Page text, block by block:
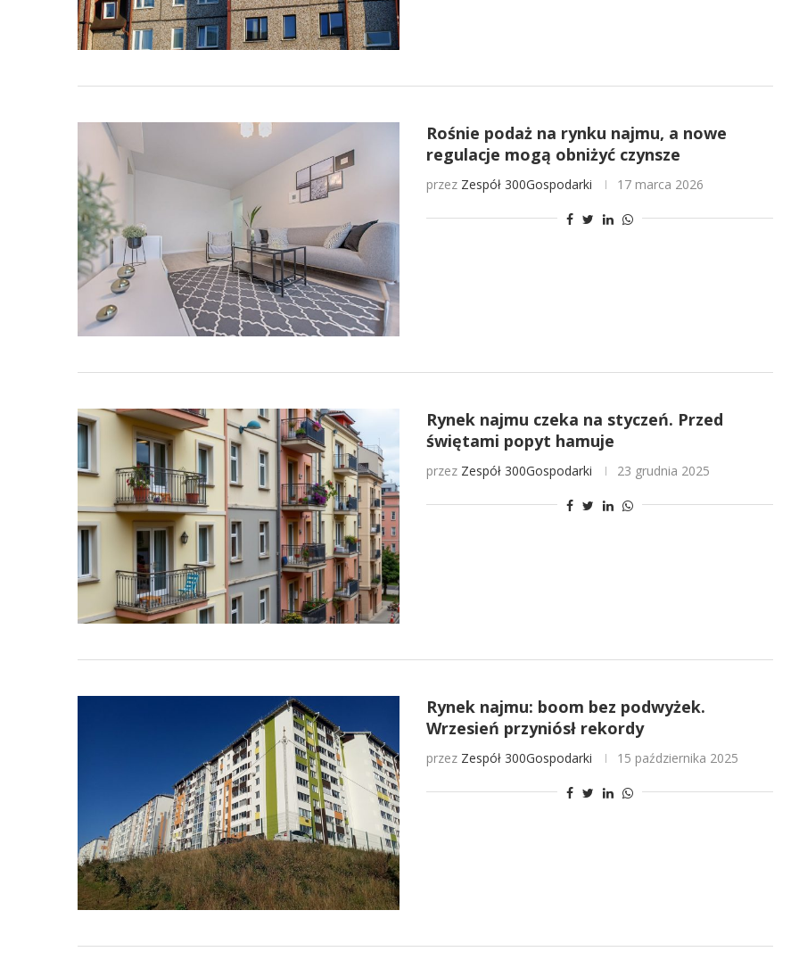
Rośnie podaż na rynku najmu, a nowe
regulacje mogą obniżyć czynsze
przez Zespół 300Gospodarki 17 marca 2026
Rynek najmu czeka na styczeń. Przed
świętami popyt hamuje
przez Zespół 300Gospodarki 23 grudnia 2025
Rynek najmu: boom bez podwyżek.
Wrzesień przyniósł rekordy
przez Zespół 300Gospodarki 15 października 2025